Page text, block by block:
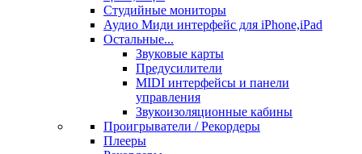
Студийные мониторы
Аудио Миди интерфейс для iPhone,iPad
Остальные...
Звуковые карты
Предусилители
MIDI интерфейсы и панели
управления
Звукоизоляционные кабины
Проигрыватели / Рекордеры
Плееры